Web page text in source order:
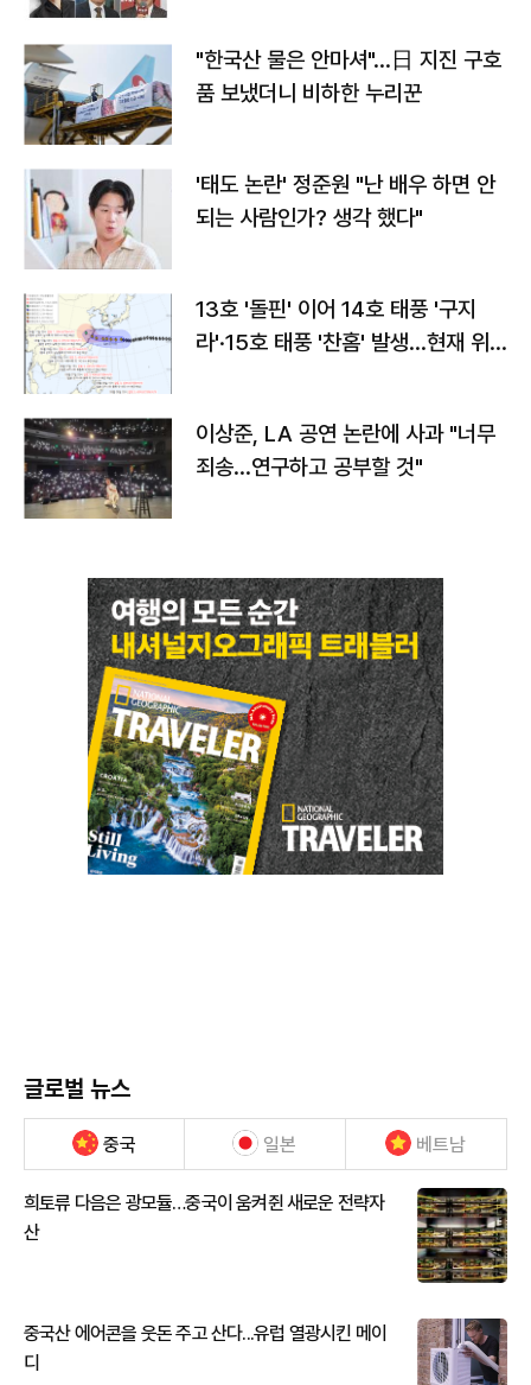
"한국산 물은 안마셔"…日 지진 구호
품 보냈더니 비하한 누리꾼
'태도 논란' 정준원 "난 배우 하면 안
되는 사람인가? 생각 했다"
13호 '돌핀' 이어 14호 태풍 '구지
라'·15호 태풍 '찬홈' 발생…현재 위
이상준, LA 공연 논란에 사과 "너무
죄송…연구하고 공부할 것"
글로벌 뉴스
중국 일본 베트남
희토류 다음은 광모듈…중국이 움켜쥔 새로운 전략자
산
중국산 에어콘을 웃돈 주고 산다...유럽 열광시킨 메이
디